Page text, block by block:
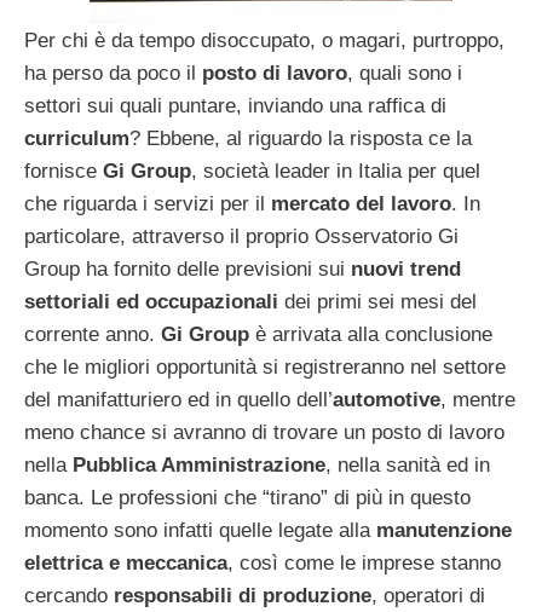
Per chi è da tempo disoccupato, o magari, purtroppo,
ha perso da poco il posto di lavoro, quali sono i
settori sui quali puntare, inviando una raffica di
curriculum? Ebbene, al riguardo la risposta ce la
fornisce Gi Group, società leader in Italia per quel
che riguarda i servizi per il mercato del lavoro. In
particolare, attraverso il proprio Osservatorio Gi
Group ha fornito delle previsioni sui nuovi trend
settoriali ed occupazionali dei primi sei mesi del
corrente anno. Gi Group è arrivata alla conclusione
che le migliori opportunità si registreranno nel settore
del manifatturiero ed in quello dell’automotive, mentre
meno chance si avranno di trovare un posto di lavoro
nella Pubblica Amministrazione, nella sanità ed in
banca. Le professioni che “tirano” di più in questo
momento sono infatti quelle legate alla manutenzione
elettrica e meccanica, così come le imprese stanno
cercando responsabili di produzione, operatori di